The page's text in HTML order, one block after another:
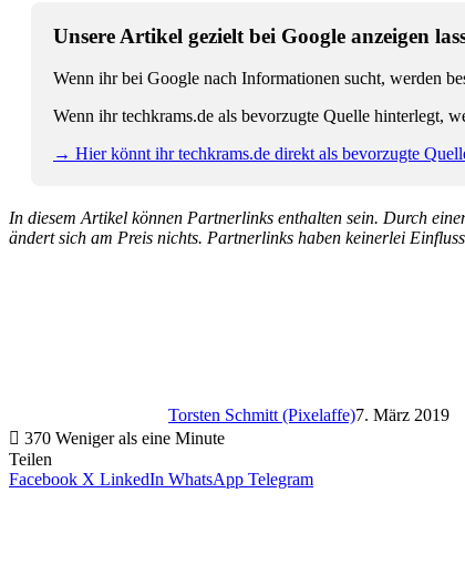
Unsere Artikel gezielt bei Google anzeigen
Wenn ihr bei Google nach Informationen sucht, werden
Wenn ihr techkrams.de als bevorzugte Quelle hinterlegt,
→ Hier könnt ihr techkrams.de direkt als bevorzugte
In diesem Artikel können Partnerlinks enthalten sein. Durch
ändert sich am Preis nichts. Partnerlinks haben keinerlei
Torsten Schmitt (Pixelaffe)7. März 2019
370 Weniger als eine Minute
Teilen
Facebook X LinkedIn WhatsApp Telegram